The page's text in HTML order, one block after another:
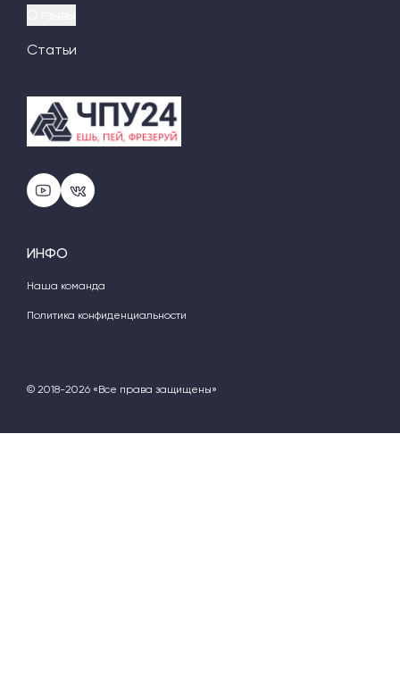
Статьи
ИНФО
Наша команда
Политика конфиденциальности
© 2018-2026 «Все права защищены»